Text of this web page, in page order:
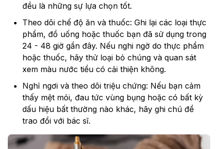
đều là những sự lựa chọn tốt.
Theo dõi chế độ ăn và thuốc: Ghi lại các loại thực
phẩm, đồ uống hoặc thuốc bạn đã sử dụng trong
24 - 48 giờ gần đây. Nếu nghi ngờ do thực phẩm
hoặc thuốc, hãy thử loại bỏ chúng và quan sát
xem màu nước tiểu có cải thiện không.
Nghỉ ngơi và theo dõi triệu chứng: Nếu bạn cảm
thấy mệt mỏi, đau tức vùng bụng hoặc có bất kỳ
dấu hiệu bất thường nào khác, hãy ghi chú để
trao đổi với bác sĩ.